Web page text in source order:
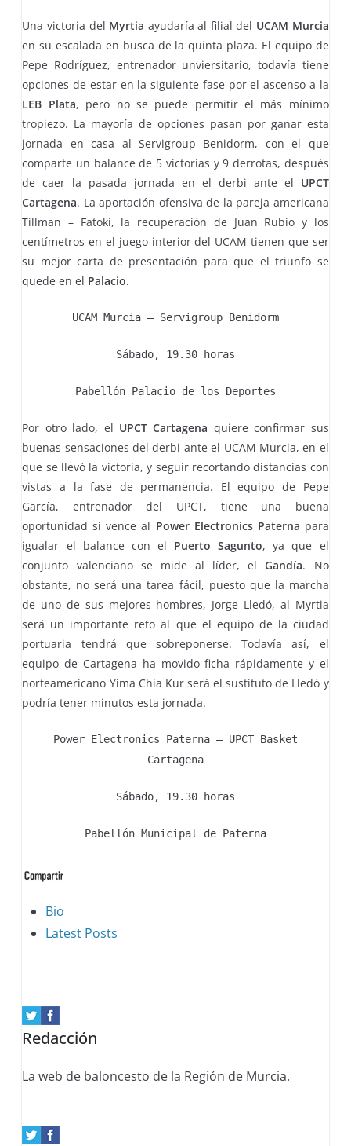
Una victoria del Myrtia ayudaría al filial del UCAM Murcia
en su escalada en busca de la quinta plaza. El equipo de
Pepe Rodríguez, entrenador unviersitario, todavía tiene
opciones de estar en la siguiente fase por el ascenso a la
LEB Plata, pero no se puede permitir el más mínimo
tropiezo. La mayoría de opciones pasan por ganar esta
jornada en casa al Servigroup Benidorm, con el que
comparte un balance de 5 victorias y 9 derrotas, después
de caer la pasada jornada en el derbi ante el UPCT
Cartagena. La aportación ofensiva de la pareja americana
Tillman – Fatoki, la recuperación de Juan Rubio y los
centímetros en el juego interior del UCAM tienen que ser
su mejor carta de presentación para que el triunfo se
quede en el Palacio.
UCAM Murcia – Servigroup Benidorm
Sábado, 19.30 horas
Pabellón Palacio de los Deportes
Por otro lado, el UPCT Cartagena quiere confirmar sus
buenas sensaciones del derbi ante el UCAM Murcia, en el
que se llevó la victoria, y seguir recortando distancias con
vistas a la fase de permanencia. El equipo de Pepe
García, entrenador del UPCT, tiene una buena
oportunidad si vence al Power Electronics Paterna para
igualar el balance con el Puerto Sagunto, ya que el
conjunto valenciano se mide al líder, elGandía. No
obstante, no será una tarea fácil, puesto que la marcha
de uno de sus mejores hombres, Jorge Lledó, al Myrtia
será un importante reto al que el equipo de la ciudad
portuaria tendrá que sobreponerse. Todavía así, el
equipo de Cartagena ha movido ficha rápidamente y el
norteamericano Yima Chia Kur será el sustituto de Lledó y
podría tener minutos esta jornada.
Power Electronics Paterna – UPCT Basket
Cartagena
Sábado, 19.30 horas
Pabellón Municipal de Paterna
The
following
content
below.
Bio
Latest Posts
Redacción
La web de baloncesto de la Región de Murcia.